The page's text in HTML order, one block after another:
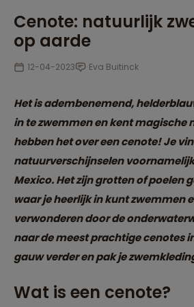
Cenote: natuurlijk
op aarde
12-04-2023 Eva Buitinck
Het is adembenemend,
in te zwemmen en kent magische
hebben het over een cenote! Je
natuurverschijnselen
Mexico. Het zijn grotten of poelen
waar je heerlijk in kunt zwemmen
verwonderen door de
naar de meest prachtige cenotes
gauw verder en pak je
Wat is een cenote?